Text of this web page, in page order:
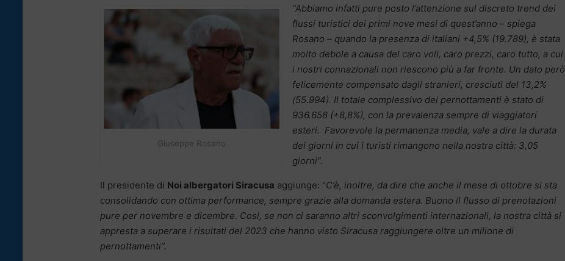
Giuseppe Rosano
“Abbiamo infatti pure posto l’attenzione sul discreto trend dei
flussi turistici dei primi nove mesi di quest’anno – spiega
Rosano – quando la presenza di italiani +4,5% (19.789), è stata
molto debole a causa del caro voli, caro prezzi, caro tutto, a cui
i nostri connazionali non riescono più a far fronte. Un dato però
felicemente compensato dagli stranieri, cresciuti del 13,2%
(55.994). Il totale complessivo dei pernottamenti è stato di
936.658 (+8,8%), con la prevalenza sempre di viaggiatori
esteri. Favorevole la permanenza media, vale a dire la durata
dei giorni in cui i turisti rimangono nella nostra città: 3,05
giorni”.
Il presidente di Noi albergatori Siracusa aggiunge: “C’è, inoltre, da dire che anche il mese di ottobre si sta
consolidando con ottima performance, sempre grazie alla domanda estera. Buono il flusso di prenotazioni
pure per novembre e dicembre. Così, se non ci saranno altri sconvolgimenti internazionali, la nostra città si
appresta a superare i risultati del 2023 che hanno visto Siracusa raggiungere oltre un milione di
pernottamenti”.